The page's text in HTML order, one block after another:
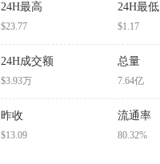
24H最高
$23.77
24H最低
$1.17
24H成交额
$3.93万
总量
7.64亿
昨收
$13.09
流通率
80.32%